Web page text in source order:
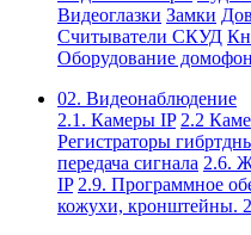
Видеоглазки Замки
Считыватели СКУД
Оборудование
02. Видеонаблюдение
2.1. Камеры IP 2.2
Регистраторы
передача сигнала 2.6.
IP 2.9. Программное
кожухи, кронштейны.